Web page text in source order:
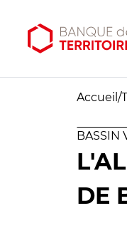
Accueil /
BASSIN
DE